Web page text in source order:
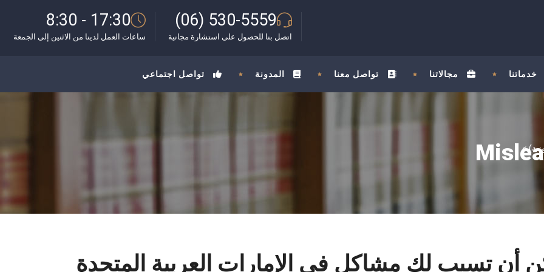
8:30 - 17:30
ساعات العمل لدينا من الاثنين إلى الجمعة
(06) 530-5559
اتصل بنا للحصول على استشارة مجانية
خدماتنا مجالاتنا تواصل معنا المدونة تواصل اجتماعي
>
أن تسبب لك مشاكل في الإمارات العربية المتحدة